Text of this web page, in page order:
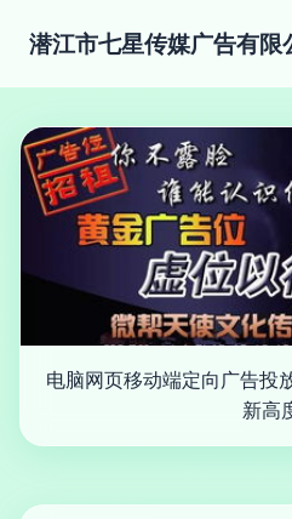
潜江市七星传媒广告有限
电脑网页移动端定向广告投
新高